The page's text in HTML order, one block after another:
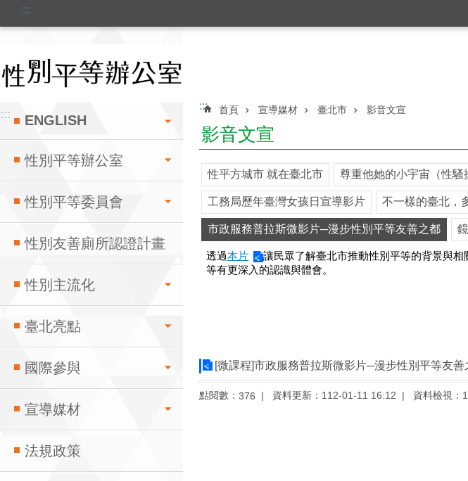
跳到主要內容區塊
:::
::: ENGLISH
性別平等辦公室
性別平等委員會
性別友善廁所認證計畫
性別主流化
臺北亮點
國際參與
宣導媒材
法規政策
::: 首頁 宣導媒材 臺北市 影音文宣
影音文宣
性平方城市 就在臺北市 尊重他她的小宇宙（性騷
工務局歷年臺灣女孩日宣導影片 不一樣的臺北，
市政服務普拉斯微影片─漫步性別平等友善之都
透過本片
讓民眾了解臺北市推動性別平等的背景與
等有更深入的認識與體會。
[微課程]市政服務普拉斯微影片─漫步性別平等友善
點閱數： 376 資料更新： 112-01-11 16:12 資料檢視：